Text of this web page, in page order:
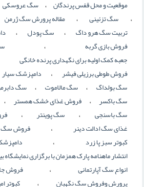
موقعیت و محل قفس پرندگان ، سگ عروسکی
، سگ تزئینی ، مقاله پرورش سگ ژرمن
تربیت سگ هرو داگ ، سگ پودل ،
فروش بازی گربه ،
جعبه کمک اولیه برای نگهداری پرنده خانگی
فروش طوطی برزیلی فیشر ، دامپزشک سیار
سگ بولداگ ، سگ مالاموت ، سگ
سگ باکسر ، فروش غذای خشک همستر ،
سگ باسنجی ، سگ پوینتر ،
غذای سگ ادالت دینر ، فروش سگ
کبوتر سبز پا زرد ،
انتشار ماهنامه پارک همزمان با برگزاری
انواع سگ آپارتمانی ، فروش
پرورش وفروش سگ نگهبان ، کبوتر